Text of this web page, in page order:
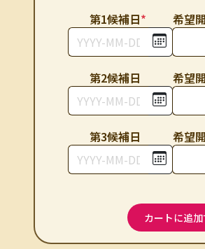
第1候補⽇* 希望
第2候補⽇ 希望
第3候補⽇ 希望
カートに追加